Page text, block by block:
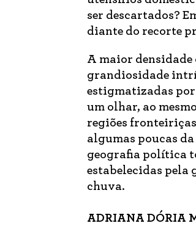
ser descartados?
diante do recorte
A maior densidade
grandiosidade
estigmatizadas por
um olhar, ao
regiões
algumas poucas
geografia política
estabelecidas pela
chuva.
ADRIANA DÓRIA